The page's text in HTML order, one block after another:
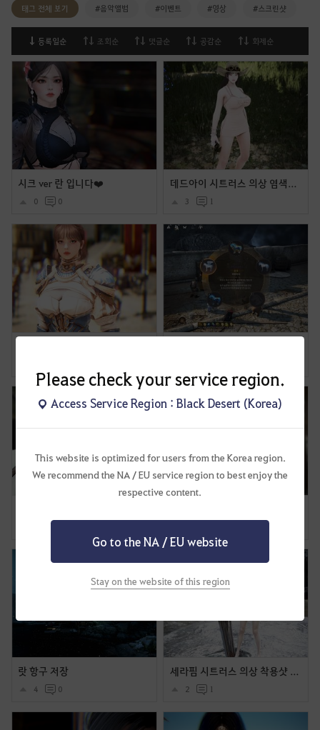
Please check your service region.
Access Service Region : Black Desert (Korea)
This website is optimized for users from the Korea region.
We recommend the NA / EU service region to best enjoy the
respective content.
Go to the NA / EU website
Stay on the website of this region
태그 전체 보기 #음악앨범 #이벤트 #영상 #스크린샷
등록일순 조회순 댓글순 공감순 화제순
시크 ver 란 입니다❤️
0 0
데드아이 시트러스 의상 염색후 착용샷 및 움짤 모음
3 1
랏 항구 저장
4 0
세라핌 시트러스 의상 착용샷 및 움짤들입니다.
2 1